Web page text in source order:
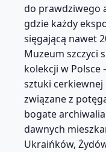
do prawdziwego
gdzie każdy
sięgającą nawet
Muzeum szczyci
kolekcji w
sztuki
związane z
bogate
dawnych
Ukraińków,